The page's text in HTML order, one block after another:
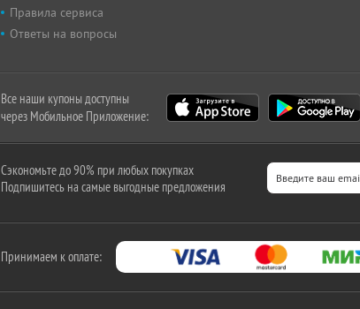
Правила сервиса
Ответы на вопросы
Все наши купоны доступны
через Мобильное Приложение:
Сэкономьте до 90% при любых покупках
Подпишитесь на самые выгодные предложения
Принимаем к оплате: